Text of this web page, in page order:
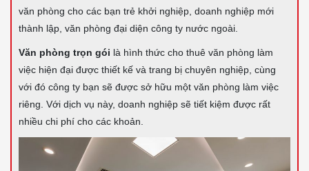
văn phòng cho các bạn trẻ khởi nghiệp, doanh nghiệp mới
thành lập, văn phòng đại diện công ty nước ngoài.
Văn phòng trọn gói là hình thức cho thuê văn phòng làm
việc hiện đại được thiết kế và trang bị chuyên nghiệp, cùng
với đó công ty bạn sẽ được sở hữu một văn phòng làm việc
riêng. Với dịch vụ này, doanh nghiệp sẽ tiết kiệm được rất
nhiều chi phí cho các khoản.